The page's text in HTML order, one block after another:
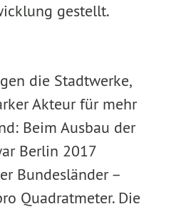
gestellt.
die Stadtwerke,
Akteur für mehr
Beim Ausbau der
Berlin 2017
Bundesländer –
Quadratmeter. Die